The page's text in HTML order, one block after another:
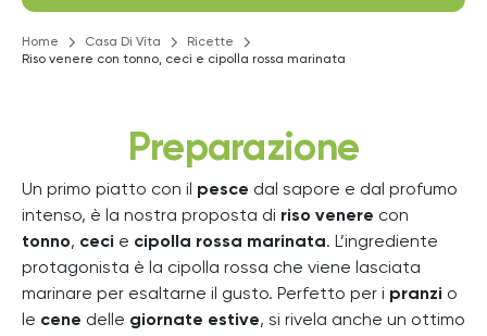
Home Casa Di Vita
Ricette
Riso venere con tonno, ceci e cipolla rossa marinata
Preparazione
Un primo piatto con il pesce dal sapore e dal profumo
intenso, è la nostra proposta di riso venere con
tonno, ceci e cipolla rossa marinata. L’ingrediente
protagonista è la cipolla rossa che viene lasciata
marinare per esaltarne il gusto. Perfetto per i pranzi o
le cene delle giornate estive, si rivela anche un ottimo